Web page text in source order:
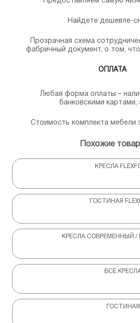
Найдете дешевле-
Прозрачная схема
фабричный документ, о том,
ОПЛАТА
Любая форма оплаты –
банковскими
Стоимость комплекта мебели
Похожие
КРЕСЛА
ГОСТИНАЯ
КРЕСЛА СОВРЕМЕННЫЙ /
ВСЕ
ГОСТИНАЯ